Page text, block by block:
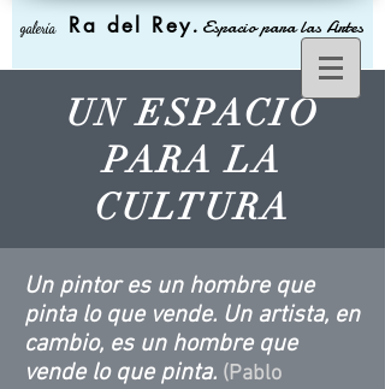
galería Ra del Rey. Espacio para las Artes
UN ESPACIO
PARA LA
CULTURA
Un pintor es un hombre que
pinta lo que vende. Un artista, en
cambio, es un hombre que
vende lo que pinta. (Pablo